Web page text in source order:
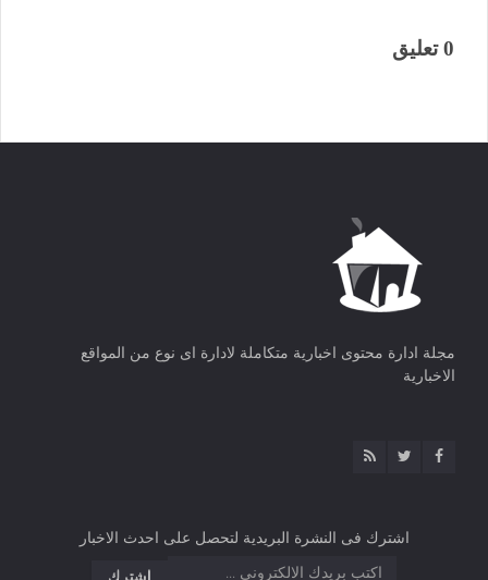
0 تعليق
مجلة ادارة محتوى اخبارية متكاملة لادارة اى نوع من المواقع
الاخبارية
اشترك فى النشرة البريدية لتحصل على احدث الاخبار